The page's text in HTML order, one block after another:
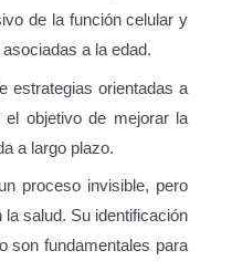
de la función celular y
a la edad.
estrategias orientadas a
objetivo de mejorar la
a largo plazo.
proceso invisible, pero
salud. Su identificación
son fundamentales para